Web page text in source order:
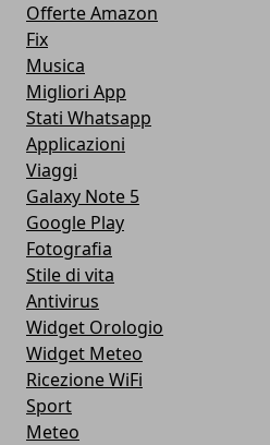
Offerte Amazon
Fix
Musica
Migliori App
Stati Whatsapp
Applicazioni
Viaggi
Galaxy Note 5
Google Play
Fotografia
Stile di vita
Antivirus
Widget Orologio
Widget Meteo
Ricezione WiFi
Sport
Meteo